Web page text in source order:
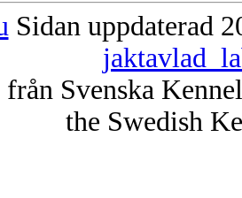
Sidan uppdaterad
Svenska
the Swedish